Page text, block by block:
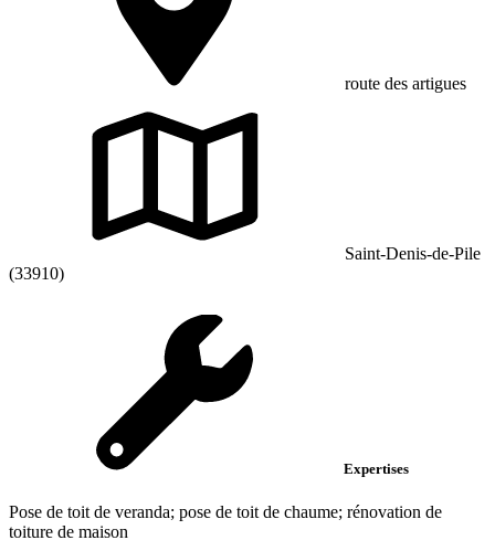
route des artigues
Saint-Denis-de-Pile
(33910)
Expertises
Pose de toit de veranda; pose de toit de chaume; rénovation de
toiture de maison